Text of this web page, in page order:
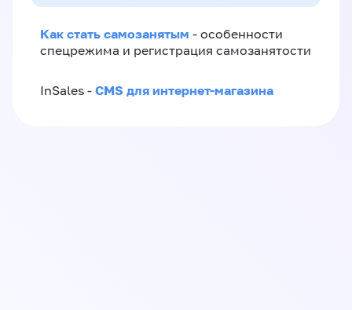
Как стать самозанятым - особенности
спецрежима и регистрация самозанятости
InSales - CMS для интернет-магазина